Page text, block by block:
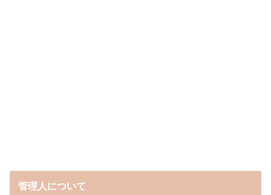
管理人について